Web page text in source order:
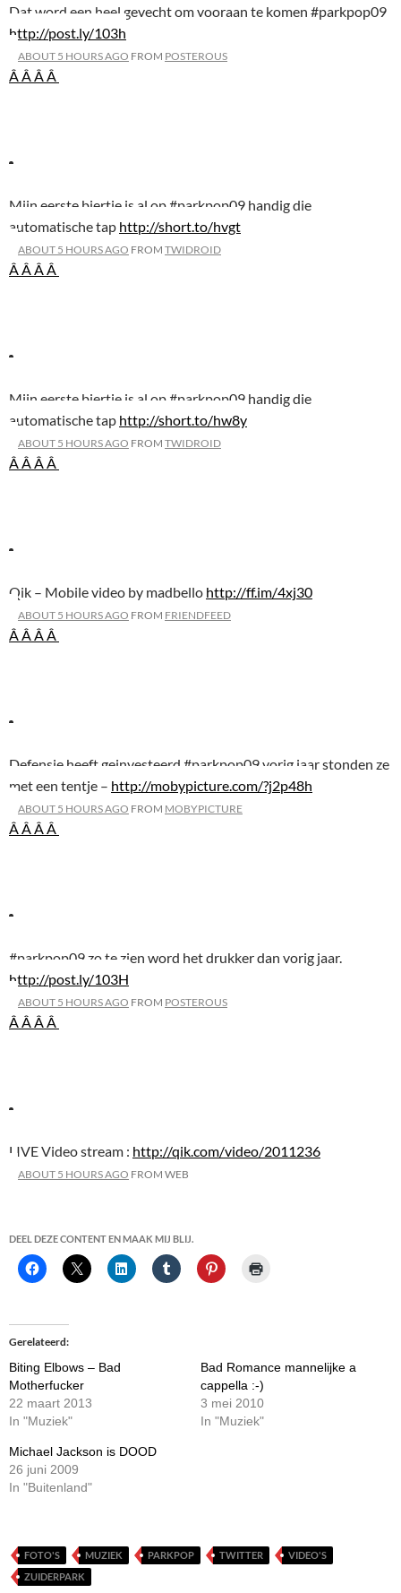
Dat word een heel gevecht om vooraan te komen #parkpop09
http://post.ly/103h
ABOUT 5 HOURS AGO FROM POSTEROUS
Â ÂÂ Â
Mijn eerste biertje is al op #parkpop09 handig die
automatische tap http://short.to/hvgt
ABOUT 5 HOURS AGO FROM TWIDROID
Â ÂÂ Â
Mijn eerste biertje is al op #parkpop09 handig die
automatische tap http://short.to/hw8y
ABOUT 5 HOURS AGO FROM TWIDROID
Â ÂÂ Â
Qik – Mobile video by madbello http://ff.im/4xj30
ABOUT 5 HOURS AGO FROM FRIENDFEED
Â ÂÂ Â
Defensie heeft geinvesteerd #parkpop09 vorig jaar stonden ze
met een tentje – http://mobypicture.com/?j2p48h
ABOUT 5 HOURS AGO FROM MOBYPICTURE
Â ÂÂ Â
#parkpop09 zo te zien word het drukker dan vorig jaar.
http://post.ly/103H
ABOUT 5 HOURS AGO FROM POSTEROUS
Â ÂÂ Â
LIVE Video stream : http://qik.com/video/2011236
ABOUT 5 HOURS AGO FROM WEB
DEEL DEZE CONTENT EN MAAK MIJ BLIJ.
Gerelateerd
Biting Elbows – Bad
Motherfucker
22 maart 2013
In "Muziek"
Bad Romance mannelijke a
cappella :-)
3 mei 2010
In "Muziek"
Michael Jackson is DOOD
26 juni 2009
In "Buitenland"
FOTO'S MUZIEK PARKPOP TWITTER
VIDEO'S
ZUIDERPARK